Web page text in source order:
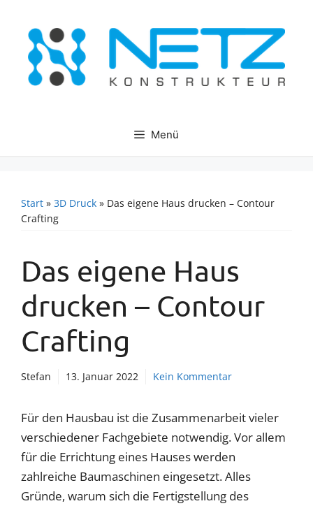
Inhalt
springen
Menü
Start » 3D Druck » Das eigene Haus drucken – Contour
Crafting
Das eigene Haus
drucken – Contour
Crafting
Stefan 13. Januar 2022 Kein Kommentar
Für den Hausbau ist die Zusammenarbeit vieler
verschiedener Fachgebiete notwendig. Vor allem
für die Errichtung eines Hauses werden
zahlreiche Baumaschinen eingesetzt. Alles
Gründe, warum sich die Fertigstellung des